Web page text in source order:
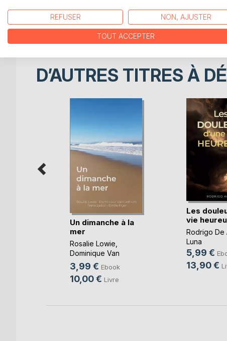
Une ombre se profile soudain à l'horizon... des
Anton trouvera-t-il des alliés ? Parviendra-t-il à
D’AUTRES TITRES À
Un dimanche à la
mer
Rosalie Lowie
Dominique Van
Cotthem, ...
3,99 € Ebook
10,00 € Livre
Les
vie
Rodrigo De
Luna
5,99 €
13,90 €
REFUSER NON, AJUSTER
TOUT ACCEPTER